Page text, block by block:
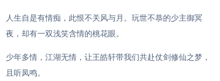
人生自是有情痴，此恨不关风与月。玩世不恭的少主御冥
夜，却有一双浅笑含情的桃花眼。
少年多情，江湖无情，让王皓轩带我们共赴仗剑修仙之梦，
且听凤鸣。